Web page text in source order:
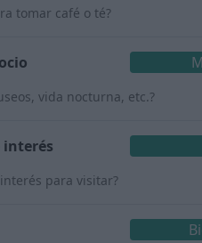
tomar café o té?
vida nocturna, etc.?
interés
para visitar?